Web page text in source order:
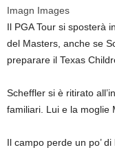
Imagn Images
Il PGA Tour si sposterà
del Masters, anche se
preparare il Texas
Scheffler si è ritirato
familiari. Lui e la moglie
Il campo perde un po’